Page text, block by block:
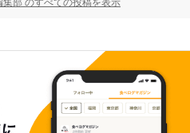
集部 のすべての投稿を表示